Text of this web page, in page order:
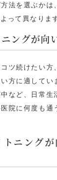
法を選ぶかは
って異なりま
ングが向
ツ続けたい方
方に適してい
など、日常生
院に何度も通
トニング